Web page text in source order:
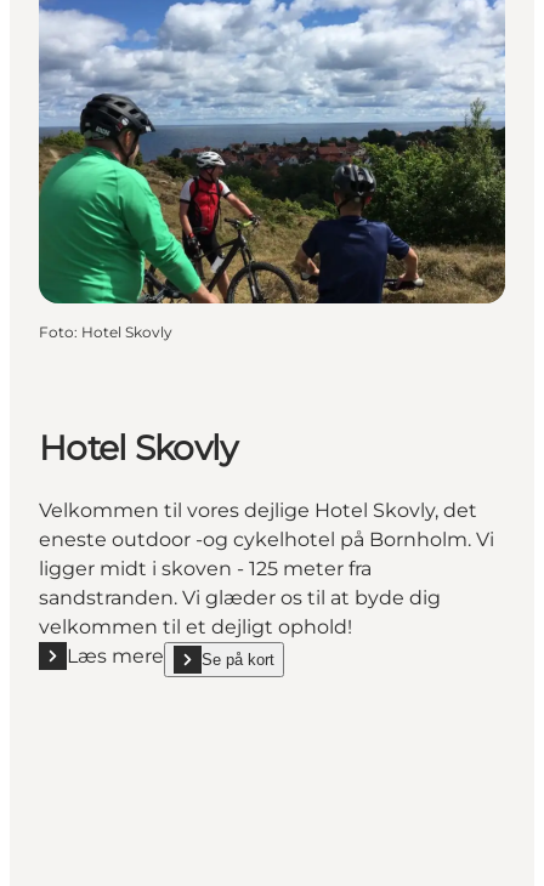
Foto: Hotel Skovly
Hotel Skovly
Velkommen til vores dejlige Hotel Skovly, det
eneste outdoor -og cykelhotel på Bornholm. Vi
ligger midt i skoven - 125 meter fra
sandstranden. Vi glæder os til at byde dig
velkommen til et dejligt ophold!
Læs mere
Læs mere "Hotel Skovly"
Se på kort
show Hotel Skovly on_map